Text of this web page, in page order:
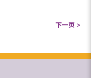
下一页 >